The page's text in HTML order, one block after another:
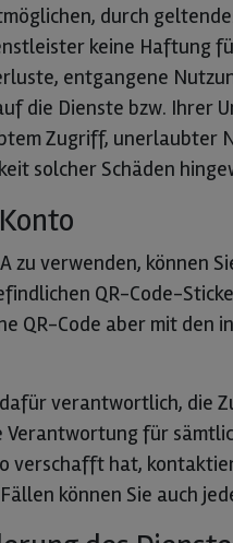
durch
keine Haftung
entgangene
die Dienste bzw. Ihrer
Zugriff, unerlaubter
solcher Schäden
zu verwenden, können
QR-Code-
QR-Code aber mit den
verantwortlich, die
Verantwortung für
verschafft hat,
können Sie auch